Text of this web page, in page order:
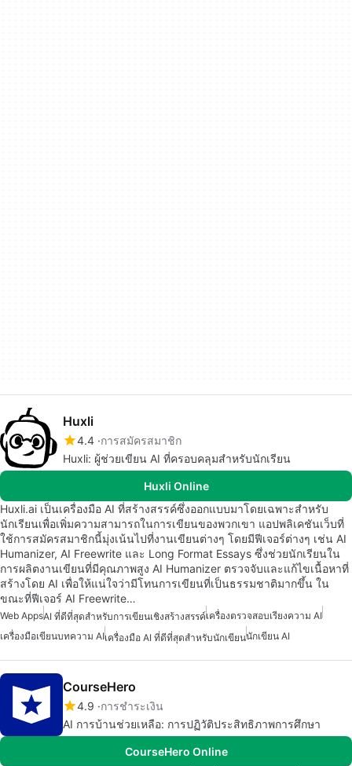
Huxli
4.4 การสมัครสมาชิก
Huxli: ผู้ช่วยเขียน AI ที่ครอบคลุมสำหรับนักเรียน
Huxli Online
Huxli.ai เป็นเครื่องมือ AI ที่สร้างสรรค์ซึ่งออกแบบมาโดยเฉพาะสำหรับ
นักเรียนเพื่อเพิ่มความสามารถในการเขียนของพวกเขา แอปพลิเคชันเว็บที่
ใช้การสมัครสมาชิกนี้มุ่งเน้นไปที่งานเขียนต่างๆ โดยมีฟีเจอร์ต่างๆ เช่น AI
Humanizer, AI Freewrite และ Long Format Essays ซึ่งช่วยนักเรียนใน
การผลิตงานเขียนที่มีคุณภาพสูง AI Humanizer ตรวจจับและแก้ไขเนื้อหาที่
สร้างโดย AI เพื่อให้แน่ใจว่ามีโทนการเขียนที่เป็นธรรมชาติมากขึ้น ใน
ขณะที่ฟีเจอร์ AI Freewrite…
Web AppsAI ที่ดีที่สุดสำหรับการเขียนเชิงสร้างสรรค์เครื่องตรวจสอบเรียงความ AI
เครื่องมือเขียนบทความ AIเครื่องมือ AI ที่ดีที่สุดสำหรับนักเขียนนักเขียน AI
CourseHero
4.9 การชำระเงิน
AI การบ้านช่วยเหลือ: การปฏิวัติประสิทธิภาพการศึกษา
CourseHero Online